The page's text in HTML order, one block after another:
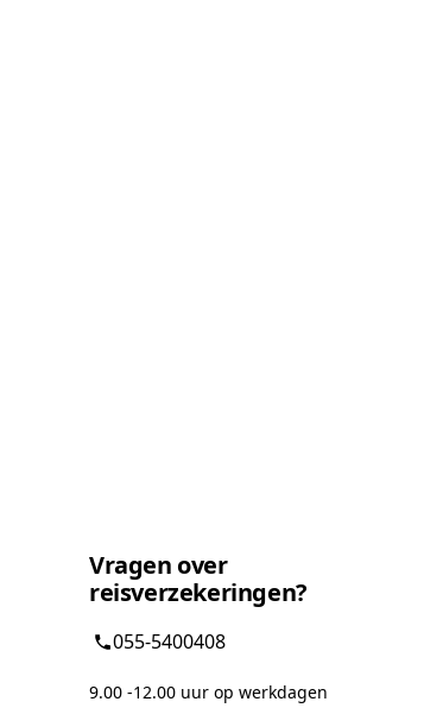
Vragen over
reisverzekeringen?
055-5400408
9.00 -12.00 uur op werkdagen